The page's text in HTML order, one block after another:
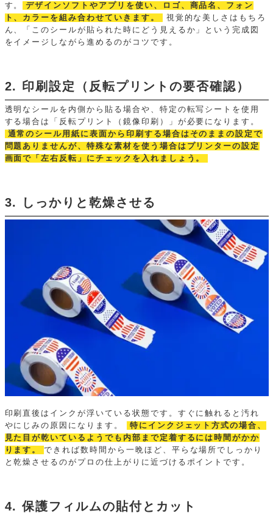
す。
デザインソフトやアプリを使い、ロゴ、商品名、フォン
ト、カラーを組み合わせていきます。
視覚的な美しさはもちろ
ん、「このシールが貼られた時にどう見えるか」という完成図
をイメージしながら進めるのがコツです。
2. 印刷設定（反転プリントの要否確認）
透明なシールを内側から貼る場合や、特定の転写シートを使用
する場合は「反転プリント（鏡像印刷）」が必要になります。
通常のシール用紙に表面から印刷する場合はそのままの設定で
問題ありませんが、特殊な素材を使う場合はプリンターの設定
画面で「左右反転」にチェックを入れましょう。
3. しっかりと乾燥させる
印刷直後はインクが浮いている状態です。すぐに触れると汚れ
やにじみの原因になります。
特にインクジェット方式の場合、
見た目が乾いているようでも内部まで定着するには時間がかか
ります。
できれば数時間から一晩ほど、平らな場所でしっかり
と乾燥させるのがプロの仕上がりに近づけるポイントです。
4. 保護フィルムの貼付とカット